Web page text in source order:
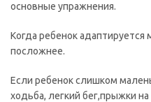
основные упражнения.
Когда ребенок адаптируется
посложнее.
Если ребенок слишком
ходьба, легкий бег,прыжки на